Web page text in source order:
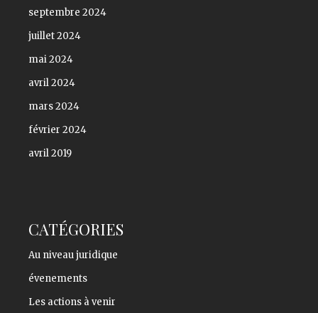
septembre 2024
juillet 2024
mai 2024
avril 2024
mars 2024
février 2024
avril 2019
CATÉGORIES
Au niveau juridique
évenements
Les actions à venir